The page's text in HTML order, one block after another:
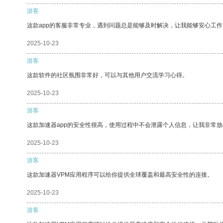
游客
这款app的客服非常专业，遇到问题总是能够及时解决，让我能够安心工
2025-10-23
游客
这款软件的社区氛围非常好，可以与其他用户交流学习心得。
2025-10-23
游客
这款加速器app的安全性很高，使用过程中不会泄露个人信息，让我非常
2025-10-23
游客
这款加速器VPM应用程序可以给你提供全球覆盖和最高安全性的连接。
2025-10-23
游客